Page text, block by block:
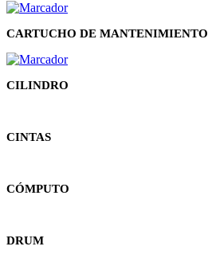
CARTUCHO DE MANTENIMIENTO
CILINDRO
CINTAS
CÓMPUTO
DRUM